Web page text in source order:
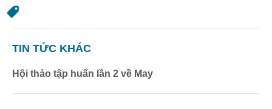
TIN TỨC KHÁC
Hội thảo tập huấn lần 2 về May